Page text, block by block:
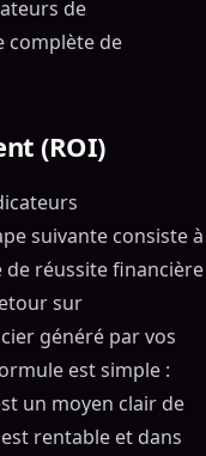
de
complète de
(ROI)
suivante consiste à
réussite financière
sur
généré par vos
est simple :
un moyen clair de
rentable et dans